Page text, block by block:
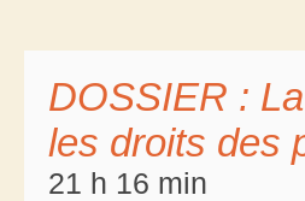
DOSSIER :
les droits des
21 h 16 min